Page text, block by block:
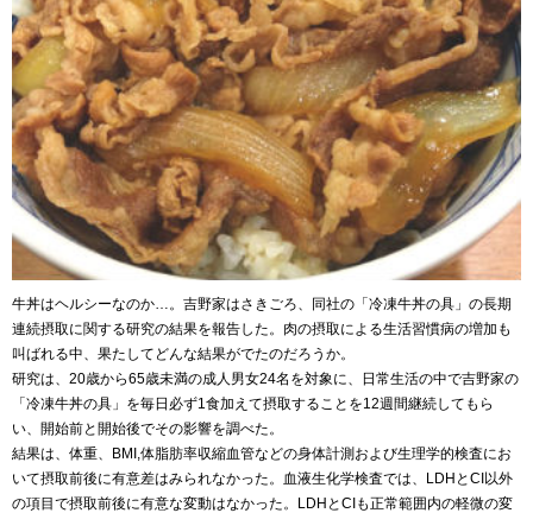
牛丼はヘルシーなのか…。吉野家はさきごろ、同社の「冷凍牛丼の具」の長期
連続摂取に関する研究の結果を報告した。肉の摂取による生活習慣病の増加も
叫ばれる中、果たしてどんな結果がでたのだろうか。
研究は、 20歳から65歳未満の成人男女24名を対象に、日常生活の中で吉野家の
「冷凍牛丼の具」を毎日必ず1食加えて摂取することを12週間継続してもら
い、開始前と開始後でその影響を調べた。
結果は、体重、
BMI,体脂肪率収縮血管などの身体計測および生理学的検査にお
いて摂取前後に有意差はみられなかった。血液生化学検査では、
LDH とCI 以外
の項目で摂取前後に有意な変動はなかった。
LDH とCI も正常範囲内の軽微の変